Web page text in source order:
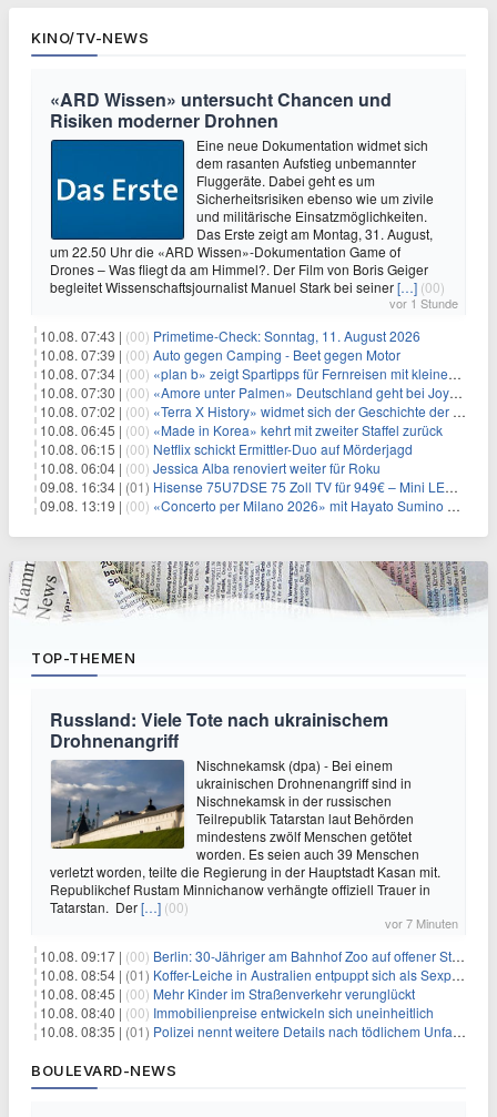
KINO/TV-NEWS
«ARD Wissen» untersucht Chancen und
Risiken moderner Drohnen
Eine neue Dokumentation widmet sich
dem rasanten Aufstieg unbemannter
Fluggeräte. Dabei geht es um
Sicherheitsrisiken ebenso wie um zivile
und militärische Einsatzmöglichkeiten.
Das Erste zeigt am Montag, 31. August,
um 22.50 Uhr die «ARD Wissen»-Dokumentation Game of
Drones – Was fliegt da am Himmel?. Der Film von Boris Geiger
begleitet Wissenschaftsjournalist Manuel Stark bei seiner[…] (00)
vor 1 Stunde
10.08. 07:43 | (00) Primetime-Check: Sonntag, 11. August 2026
10.08. 07:39 | (00) Auto gegen Camping - Beet gegen Motor
10.08. 07:34 | (00) «plan b» zeigt Spartipps für Fernreisen mit kleinem Budget
10.08. 07:30 | (00) «Amore unter Palmen» Deutschland geht bei Joyn weiter
10.08. 07:02 | (00) «Terra X History» widmet sich der Geschichte der deutschen Vereine
10.08. 06:45 | (00) «Made in Korea» kehrt mit zweiter Staffel zurück
10.08. 06:15 | (00) Netflix schickt Ermittler-Duo auf Mörderjagd
10.08. 06:04 | (00) Jessica Alba renoviert weiter für Roku
09.08. 16:34 | (01) Hisense 75U7DSE 75 Zoll TV für 949€ – Mini LED, 144Hz, 2026
09.08. 13:19 | (00) «Concerto per Milano 2026» mit Hayato Sumino kommt zu arte
TOP-THEMEN
Russland: Viele Tote nach ukrainischem
Drohnenangriff
Nischnekamsk (dpa) - Bei einem
ukrainischen Drohnenangriff sind in
Nischnekamsk in der russischen
Teilrepublik Tatarstan laut Behörden
mindestens zwölf Menschen getötet
worden. Es seien auch 39 Menschen
verletzt worden, teilte die Regierung in der Hauptstadt Kasan mit.
Republikchef Rustam Minnichanow verhängte offiziell Trauer in
Tatarstan. Der[…] (00)
vor 7 Minuten
10.08. 09:17 | (00) Berlin: 30-Jähriger am Bahnhof Zoo auf offener Straße erschossen
10.08. 08:54 | (01) Koffer-Leiche in Australien entpuppt sich als Sexpuppe
10.08. 08:45 | (00) Mehr Kinder im Straßenverkehr verunglückt
10.08. 08:40 | (00) Immobilienpreise entwickeln sich uneinheitlich
10.08. 08:35 | (01) Polizei nennt weitere Details nach tödlichem Unfall auf B470
BOULEVARD-NEWS